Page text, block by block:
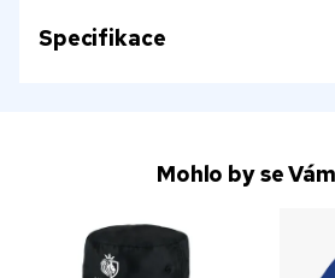
Specifikace
Mohlo by se